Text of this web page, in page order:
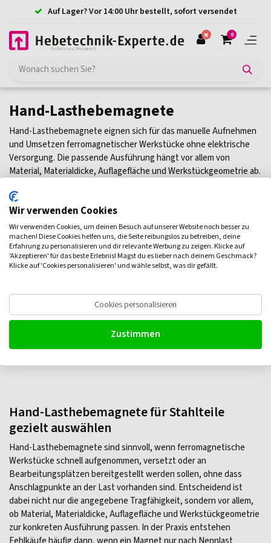
Auf Lager? Vor 14:00 Uhr bestellt, sofort versendet
0
Hand-Lasthebemagnete
Hand-Lasthebemagnete eignen sich für das manuelle Aufnehmen
und Umsetzen ferromagnetischer Werkstücke ohne elektrische
Versorgung. Die passende Ausführung hängt vor allem von
Material, Materialdicke, Auflagefläche und Werkstückgeometrie ab.
Kontaktflächen ist die konkrete Eignung entscheidend. Unten
finden Sie Hand-Lasthebemagnete für unterschiedliche
Einsatzbereiche.
Filtern
Tigrip THM Hand-Lasthebemagnet
Ab €288,90
Hand-Lasthebemagnete für Stahlteile
gezielt auswählen
Hand-Lasthebemagnete sind sinnvoll, wenn ferromagnetische
Werkstücke schnell aufgenommen, versetzt oder an
Bearbeitungsplätzen bereitgestellt werden sollen, ohne dass
Anschlagpunkte an der Last vorhanden sind. Entscheidend ist
dabei nicht nur die angegebene Tragfähigkeit, sondern vor allem,
ob Material, Materialdicke, Auflagefläche und Werkstückgeometrie
zur konkreten Ausführung passen. In der Praxis entstehen
Wir verwenden Cookies
Wir verwenden Cookies, um deinen Besuch auf unserer Website noch besser zu
machen! Diese Cookies helfen uns, die Seite reibungslos zu betreiben, deine
Erfahrung zu personalisieren und dir relevante Werbung zu zeigen. Klicke auf
'Akzeptieren' für das beste Erlebnis! Magst du es lieber nach deinem Geschmack?
Klicke auf 'Cookies personalisieren' und wähle selbst, was dir gefällt.
Cookies personalisieren
Zustimmen